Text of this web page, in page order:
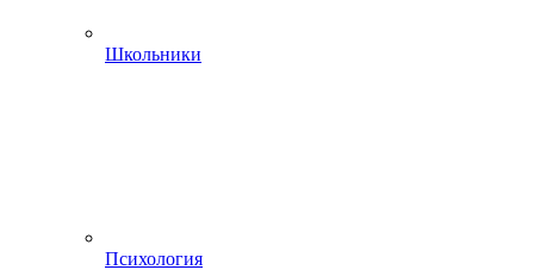
Школьники
Психология